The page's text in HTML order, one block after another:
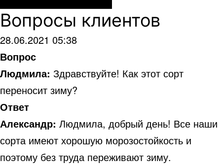
Вопросы клиентов
28.06.2021 05:38
Вопрос
Людмила: Здравствуйте! Как этот сорт
переносит зиму?
Ответ
Александр: Людмила, добрый день! Все наши
сорта имеют хорошую морозостойкость и
поэтому без труда переживают зиму.